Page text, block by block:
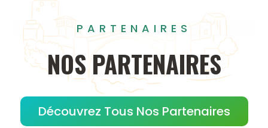
PARTENAIRES
NOS PARTENAIRES
Découvrez Tous Nos Partenaires